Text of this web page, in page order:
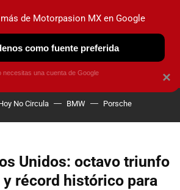
HOY NO CIRCULA
No Circula BMW Porsche
Unidos: octavo triunfo
récord histórico para
×
de Motorpasion MX en Google
como fuente preferida
necesitas una cuenta de Google